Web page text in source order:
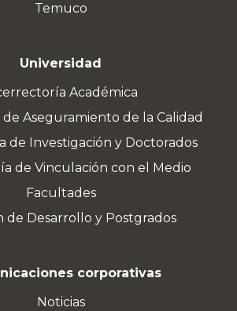
Temuco
Universidad
Académica
Aseguramiento de la Calidad
de Investigación y Doctorados
de Vinculación con el Medio
Facultades
de Desarrollo y Postgrados
corporativas
Noticias